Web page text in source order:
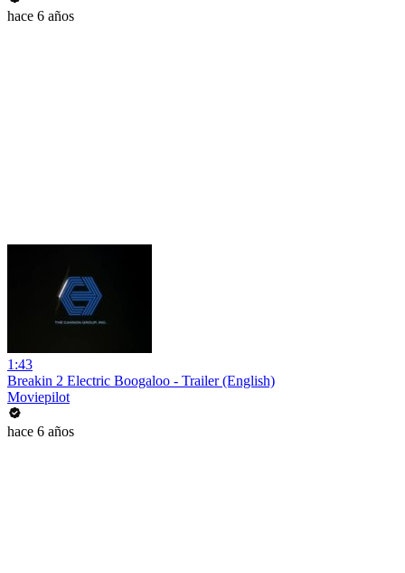
hace 6 años
1:43
Breakin 2 Electric Boogaloo - Trailer (English)
Moviepilot
hace 6 años